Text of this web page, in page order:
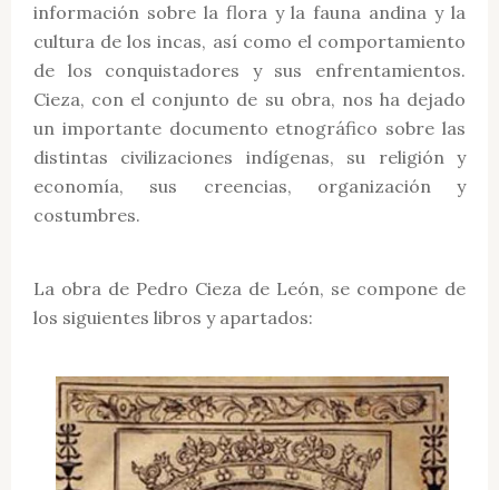
información sobre la flora y la fauna andina y la
cultura de los incas, así como el comportamiento
de los conquistadores y sus enfrentamientos.
Cieza, con el conjunto de su obra, nos ha dejado
un importante documento etnográfico sobre las
distintas civilizaciones indígenas, su religión y
economía, sus creencias, organización y
costumbres.
La obra de Pedro Cieza de León, se compone de
los siguientes libros y apartados: